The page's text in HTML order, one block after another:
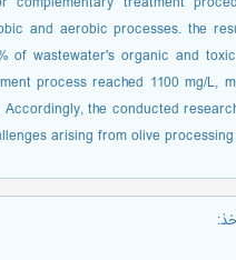
and aerobic processes. the
of wastewater's organic and
process reached 1100 mg/L,
the conducted
arising from olive processing
: